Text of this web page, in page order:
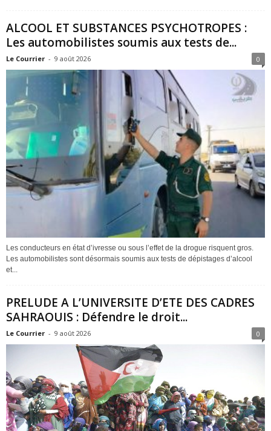
ALCOOL ET SUBSTANCES PSYCHOTROPES :
Les automobilistes soumis aux tests de...
Le Courrier - 9 août 2026 0
Les conducteurs en état d’ivresse ou sous l’effet de la drogue risquent gros.
Les automobilistes sont désormais soumis aux tests de dépistages d’alcool
et...
PRELUDE A L’UNIVERSITE D’ETE DES CADRES
SAHRAOUIS : Défendre le droit...
Le Courrier - 9 août 2026 0